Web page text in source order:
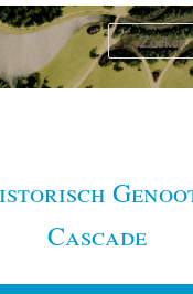
Cascade